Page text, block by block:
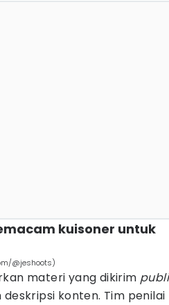
kuisoner untuk
@jeshoots)
materi yang dikirim
konten. Tim penilai